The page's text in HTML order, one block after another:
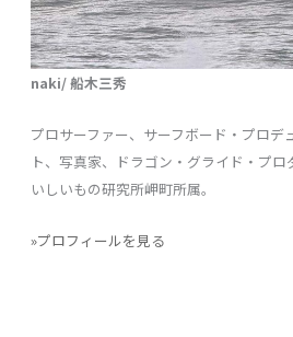
naki/ 船木三秀
プロサーファー、サーフボード・プロデ
ト、写真家、ドラゴン・グライド・プ
いしいもの研究所岬町所属。
»プロフィールを見る